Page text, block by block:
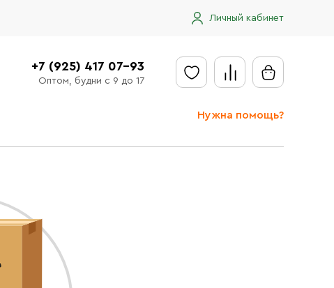
Личный кабинет
+7 (925) 417 07-93
Оптом, будни с 9 до 17
Нужна помощь?
Отправить заявку